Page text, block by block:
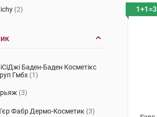
(2)
Баден-Баден Косметікс
Гмбх (1)
(3)
Фабр Дермо-Косметик (3)
1+1=3